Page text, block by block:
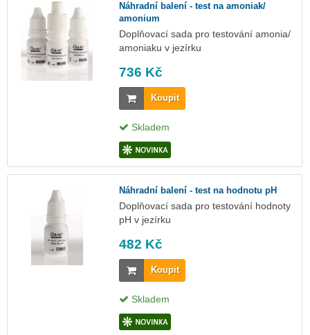
Náhradní balení - test na amoniak/
amonium
Doplňovací sada pro testování amonia/
amoniaku v jezírku
736 Kč
Koupit
Skladem
Náhradní balení - test na hodnotu pH
Doplňovací sada pro testování hodnoty
pH v jezírku
482 Kč
Koupit
Skladem